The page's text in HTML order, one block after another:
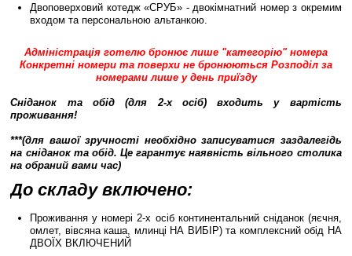
Двоповерховий котедж «СРУБ» - двокімнатний номер з окремим
входом та персональною альтанкою.
Адміністрація готелю бронює лише "категорію" номера
Конкретні номери та поверхи не бронюються Розподіл за
номерами лише у день приїзду
Сніданок та обід (для 2-х осіб) входить у вартість
проживання!
***(для вашої зручності необхідно записуватися заздалегідь
на сніданок та обід. Це гарантує наявність вільного столика
на обраний вами час)
До складу включено:
Проживання у номері 2-х осіб континентальний сніданок (яєчня,
омлет, вівсяна каша, млинці НА ВИБІР) та комплексний обід НА
ДВОЇХ ВКЛЮЧЕНИЙ